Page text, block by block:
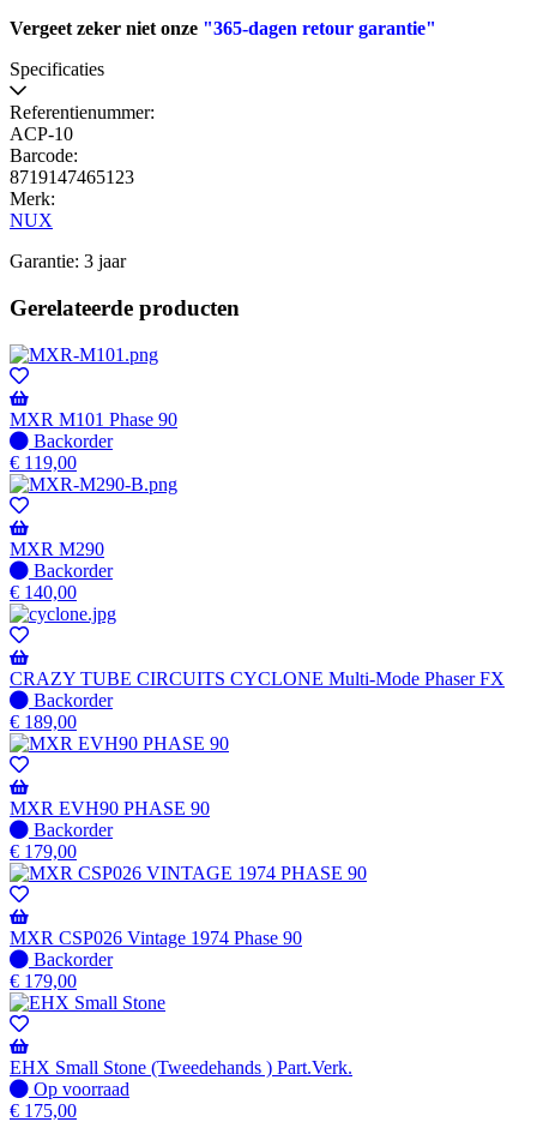
Vergeet zeker niet onze "365-dagen retour garantie"
Specificaties
Referentienummer:
ACP-10
Barcode:
8719147465123
Merk:
NUX
Garantie: 3 jaar
Gerelateerde producten
MXR M101 Phase 90
Niet
op
voorraad
-
Wordt
verzonden
wanneer
beschikbaar
Backorder
€ 119,00
MXR M290
Niet
op
voorraad
-
Wordt
verzonden
wanneer
beschikbaar
Backorder
€ 140,00
CRAZY TUBE CIRCUITS CYCLONE Multi-Mode Phaser FX
Niet
op
voorraad
-
Wordt
verzonden
wanneer
beschikbaar
Backorder
€ 189,00
MXR EVH90 PHASE 90
Niet
op
voorraad
-
Wordt
verzonden
wanneer
beschikbaar
Backorder
€ 179,00
MXR CSP026 Vintage 1974 Phase 90
Niet
op
voorraad
-
Wordt
verzonden
wanneer
beschikbaar
Backorder
€ 179,00
EHX Small Stone (Tweedehands ) Part.Verk.
Op
voorraad
Op voorraad
€ 175,00